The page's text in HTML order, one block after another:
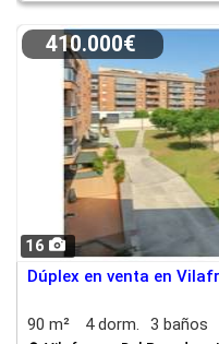
16
410.000€
Dúplex en venta en
90 m² 4 dorm. 3 baños